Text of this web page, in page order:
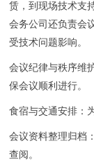
赁，到现场技术支
会务公司还负责会
受技术问题影响。
会议纪律与秩序维
保会议顺利进行。
食宿与交通安排：
会议资料整理归档
查阅。